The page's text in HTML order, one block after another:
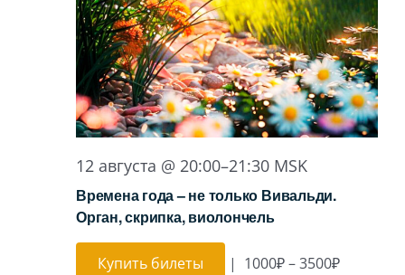
Игра на органе
12 августа @ 20:00–21:30 MSK
Времена года – не только Вивальди.
Орган, скрипка, виолончель
Купить билеты | 1000₽ – 3500₽